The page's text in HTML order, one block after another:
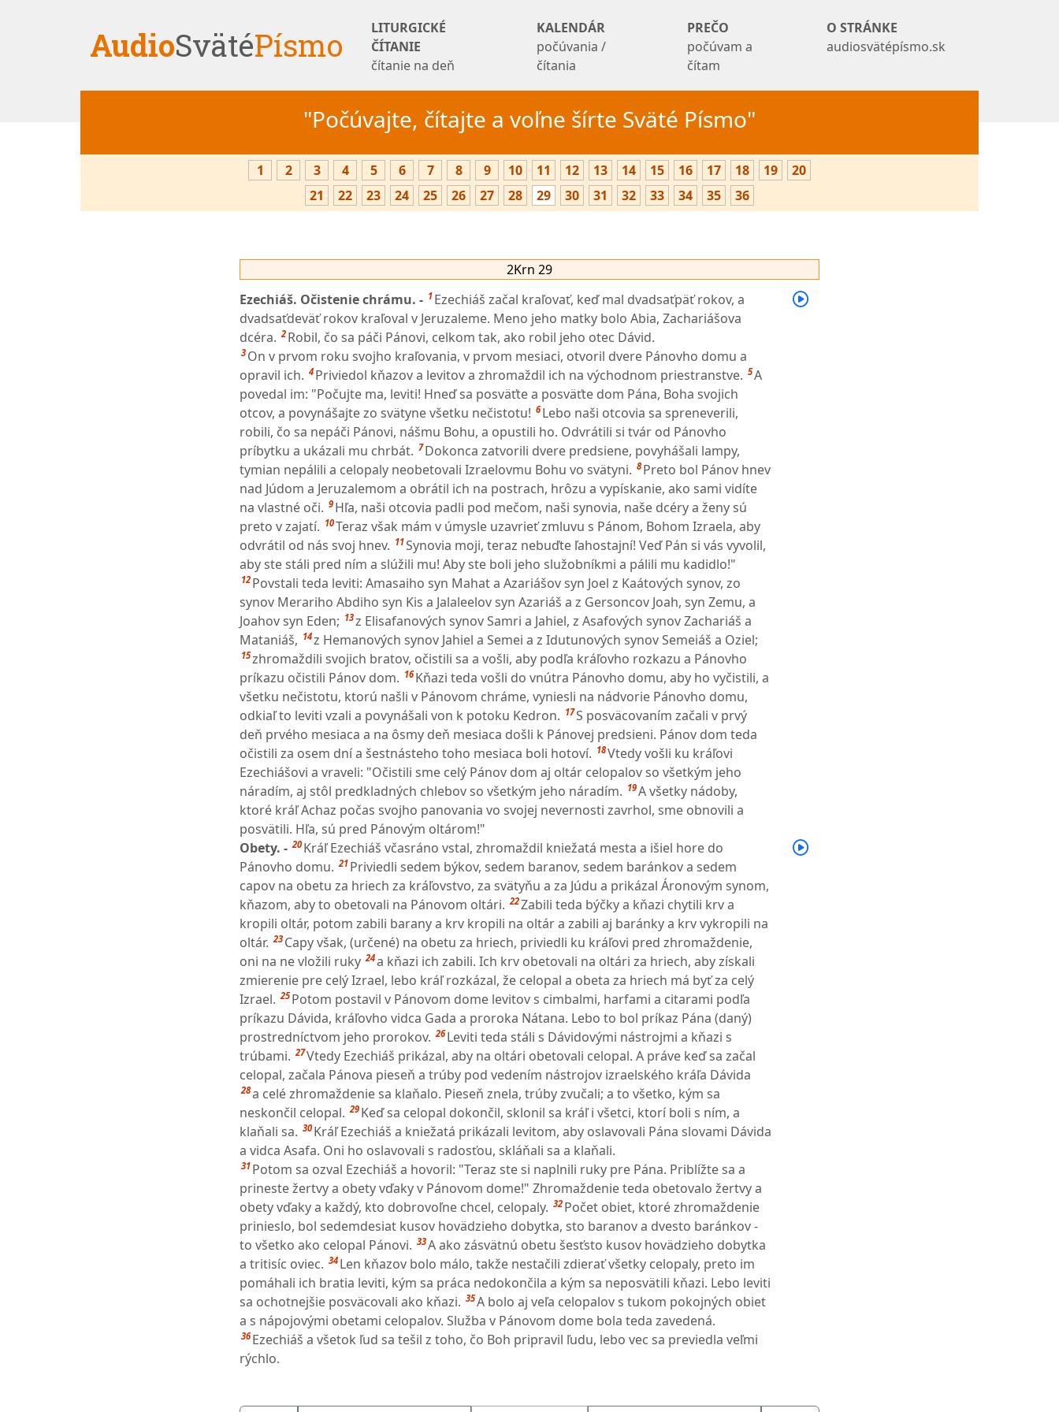
AudioSvätéPísmo
LITURGICKÉ
ČÍTANIE
čítanie na deň
KALENDÁR
počúvania /
čítania
PREČO
počúvam a
čítam
O STRÁNKE
audiosvätépísmo.sk
"Počúvajte, čítajte a voľne šírte Sväté Písmo"
1 2 3 4 5 6 7 8 9 10 11 12 13 14 15 16 17 18 19
20
21
22 23 24 25 26 27 28 29 30 31 32 33 34 35 36
2Krn 29
Ezechiáš. Očistenie chrámu. - 1 Ezechiáš začal kraľovať, keď mal dvadsaťpäť rokov, a
dvadsaťdeväť rokov kraľoval v Jeruzaleme. Meno jeho matky bolo Abia, Zachariášova
dcéra. 2 Robil, čo sa páči Pánovi, celkom tak, ako robil jeho otec Dávid.
3 On v prvom roku svojho kraľovania, v prvom mesiaci, otvoril dvere Pánovho domu a
opravil ich. 4 Priviedol kňazov a levitov a zhromaždil ich na východnom priestranstve. 5A
povedal im: "Počujte ma, leviti! Hneď sa posväťte a posväťte dom Pána, Boha svojich
otcov, a povynášajte zo svätyne všetku nečistotu! 6 Lebo naši otcovia sa spreneverili,
robili, čo sa nepáči Pánovi, nášmu Bohu, a opustili ho. Odvrátili si tvár od Pánovho
príbytku a ukázali mu chrbát. 7 Dokonca zatvorili dvere predsiene, povyhášali lampy,
tymian nepálili a celopaly neobetovali Izraelovmu Bohu vo svätyni. 8 Preto bol Pánov hnev
nad Júdom a Jeruzalemom a obrátil ich na postrach, hrôzu a vypískanie, ako sami vidíte
na vlastné oči. 9 Hľa, naši otcovia padli pod mečom, naši synovia, naše dcéry a ženy sú
preto v zajatí. 10Teraz však mám v úmysle uzavrieť zmluvu s Pánom, Bohom Izraela, aby
odvrátil od nás svoj hnev. 11Synovia moji, teraz nebuďte ľahostajní! Veď Pán si vás vyvolil,
aby ste stáli pred ním a slúžili mu! Aby ste boli jeho služobníkmi a pálili mu kadidlo!"
12 Povstali teda leviti: Amasaiho syn Mahat a Azariášov syn Joel z Kaátových synov, zo
synov Merariho Abdiho syn Kis a Jalaleelov syn Azariáš a z Gersoncov Joah, syn Zemu, a
Joahov syn Eden; 13z Elisafanových synov Samri a Jahiel, z Asafových synov Zachariáš a
Mataniáš, 14z Hemanových synov Jahiel a Semei a z Idutunových synov Semeiáš a Oziel;
15zhromaždili svojich bratov, očistili sa a vošli, aby podľa kráľovho rozkazu a Pánovho
príkazu očistili Pánov dom. 16 Kňazi teda vošli do vnútra Pánovho domu, aby ho vyčistili, a
všetku nečistotu, ktorú našli v Pánovom chráme, vyniesli na nádvorie Pánovho domu,
odkiaľ to leviti vzali a povynášali von k potoku Kedron. 17S posväcovaním začali v prvý
deň prvého mesiaca a na ôsmy deň mesiaca došli k Pánovej predsieni. Pánov dom teda
očistili za osem dní a šestnásteho toho mesiaca boli hotoví. 18Vtedy vošli ku kráľovi
Ezechiášovi a vraveli: "Očistili sme celý Pánov dom aj oltár celopalov so všetkým jeho
náradím, aj stôl predkladných chlebov so všetkým jeho náradím. 19A všetky nádoby,
ktoré kráľ Achaz počas svojho panovania vo svojej nevernosti zavrhol, sme obnovili a
posvätili. Hľa, sú pred Pánovým oltárom!"
Obety. - 20 Kráľ Ezechiáš včasráno vstal, zhromaždil kniežatá mesta a išiel hore do
Pánovho domu. 21 Priviedli sedem býkov, sedem baranov, sedem baránkov a sedem
capov na obetu za hriech za kráľovstvo, za svätyňu a za Júdu a prikázal Áronovým synom,
kňazom, aby to obetovali na Pánovom oltári. 22Zabili teda býčky a kňazi chytili krv a
kropili oltár, potom zabili barany a krv kropili na oltár a zabili aj baránky a krv vykropili na
oltár. 23 Capy však, (určené) na obetu za hriech, priviedli ku kráľovi pred zhromaždenie,
oni na ne vložili ruky 24a kňazi ich zabili. Ich krv obetovali na oltári za hriech, aby získali
zmierenie pre celý Izrael, lebo kráľ rozkázal, že celopal a obeta za hriech má byť za celý
Izrael. 25 Potom postavil v Pánovom dome levitov s cimbalmi, harfami a citarami podľa
príkazu Dávida, kráľovho vidca Gada a proroka Nátana. Lebo to bol príkaz Pána (daný)
prostredníctvom jeho prorokov. 26 Leviti teda stáli s Dávidovými nástrojmi a kňazi s
trúbami. 27Vtedy Ezechiáš prikázal, aby na oltári obetovali celopal. A práve keď sa začal
celopal, začala Pánova pieseň a trúby pod vedením nástrojov izraelského kráľa Dávida
28a celé zhromaždenie sa klaňalo. Pieseň znela, trúby zvučali; a to všetko, kým sa
neskončil celopal. 29 Keď sa celopal dokončil, sklonil sa kráľ i všetci, ktorí boli s ním, a
klaňali sa. 30 Kráľ Ezechiáš a kniežatá prikázali levitom, aby oslavovali Pána slovami Dávida
a vidca Asafa. Oni ho oslavovali s radosťou, skláňali sa a klaňali.
31 Potom sa ozval Ezechiáš a hovoril: "Teraz ste si naplnili ruky pre Pána. Priblížte sa a
prineste žertvy a obety vďaky v Pánovom dome!" Zhromaždenie teda obetovalo žertvy a
obety vďaky a každý, kto dobrovoľne chcel, celopaly. 32 Počet obiet, ktoré zhromaždenie
prinieslo, bol sedemdesiat kusov hovädzieho dobytka, sto baranov a dvesto baránkov -
to všetko ako celopal Pánovi. 33A ako zásvätnú obetu šesťsto kusov hovädzieho dobytka
a tritisíc oviec. 34 Len kňazov bolo málo, takže nestačili zdierať všetky celopaly, preto im
pomáhali ich bratia leviti, kým sa práca nedokončila a kým sa neposvätili kňazi. Lebo leviti
sa ochotnejšie posväcovali ako kňazi. 35A bolo aj veľa celopalov s tukom pokojných obiet
a s nápojovými obetami celopalov. Služba v Pánovom dome bola teda zavedená.
36 Ezechiáš a všetok ľud sa tešil z toho, čo Boh pripravil ľudu, lebo vec sa previedla veľmi
rýchlo.